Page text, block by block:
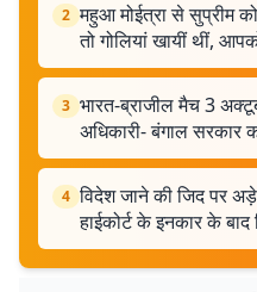
2 महुआ मोईत्रा से सुप्रीम
तो गोलियां खायीं थीं,
3 भारत-ब्राजील मैच 3
अधिकारी- बंगाल सरकार
4 विदेश जाने की जिद पर
हाईकोर्ट के इनकार के